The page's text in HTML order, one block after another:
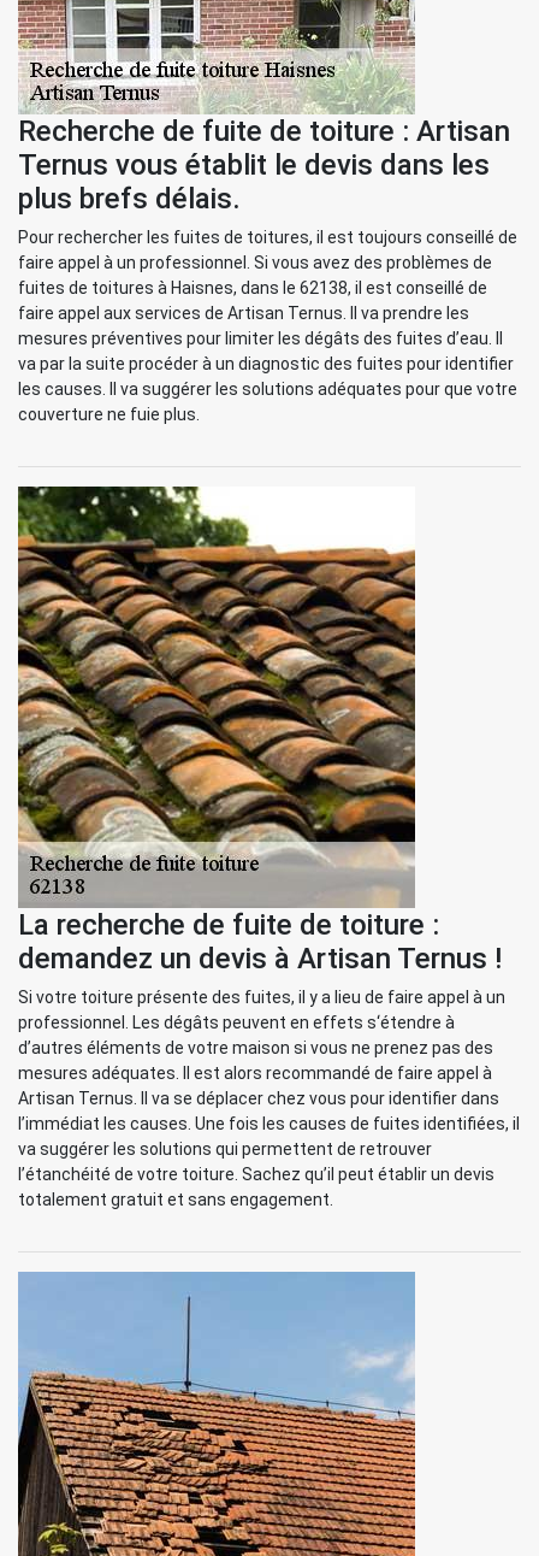
Recherche de fuite de toiture : Artisan
Ternus vous établit le devis dans les
plus brefs délais.
Pour rechercher les fuites de toitures, il est toujours conseillé de
faire appel à un professionnel. Si vous avez des problèmes de
fuites de toitures à Haisnes, dans le 62138, il est conseillé de
faire appel aux services de Artisan Ternus. Il va prendre les
mesures préventives pour limiter les dégâts des fuites d’eau. Il
va par la suite procéder à un diagnostic des fuites pour identifier
les causes. Il va suggérer les solutions adéquates pour que votre
couverture ne fuie plus.
La recherche de fuite de toiture :
demandez un devis à Artisan Ternus !
Si votre toiture présente des fuites, il y a lieu de faire appel à un
professionnel. Les dégâts peuvent en effets s‘étendre à
d’autres éléments de votre maison si vous ne prenez pas des
mesures adéquates. Il est alors recommandé de faire appel à
Artisan Ternus. Il va se déplacer chez vous pour identifier dans
l’immédiat les causes. Une fois les causes de fuites identifiées, il
va suggérer les solutions qui permettent de retrouver
l’étanchéité de votre toiture. Sachez qu’il peut établir un devis
totalement gratuit et sans engagement.